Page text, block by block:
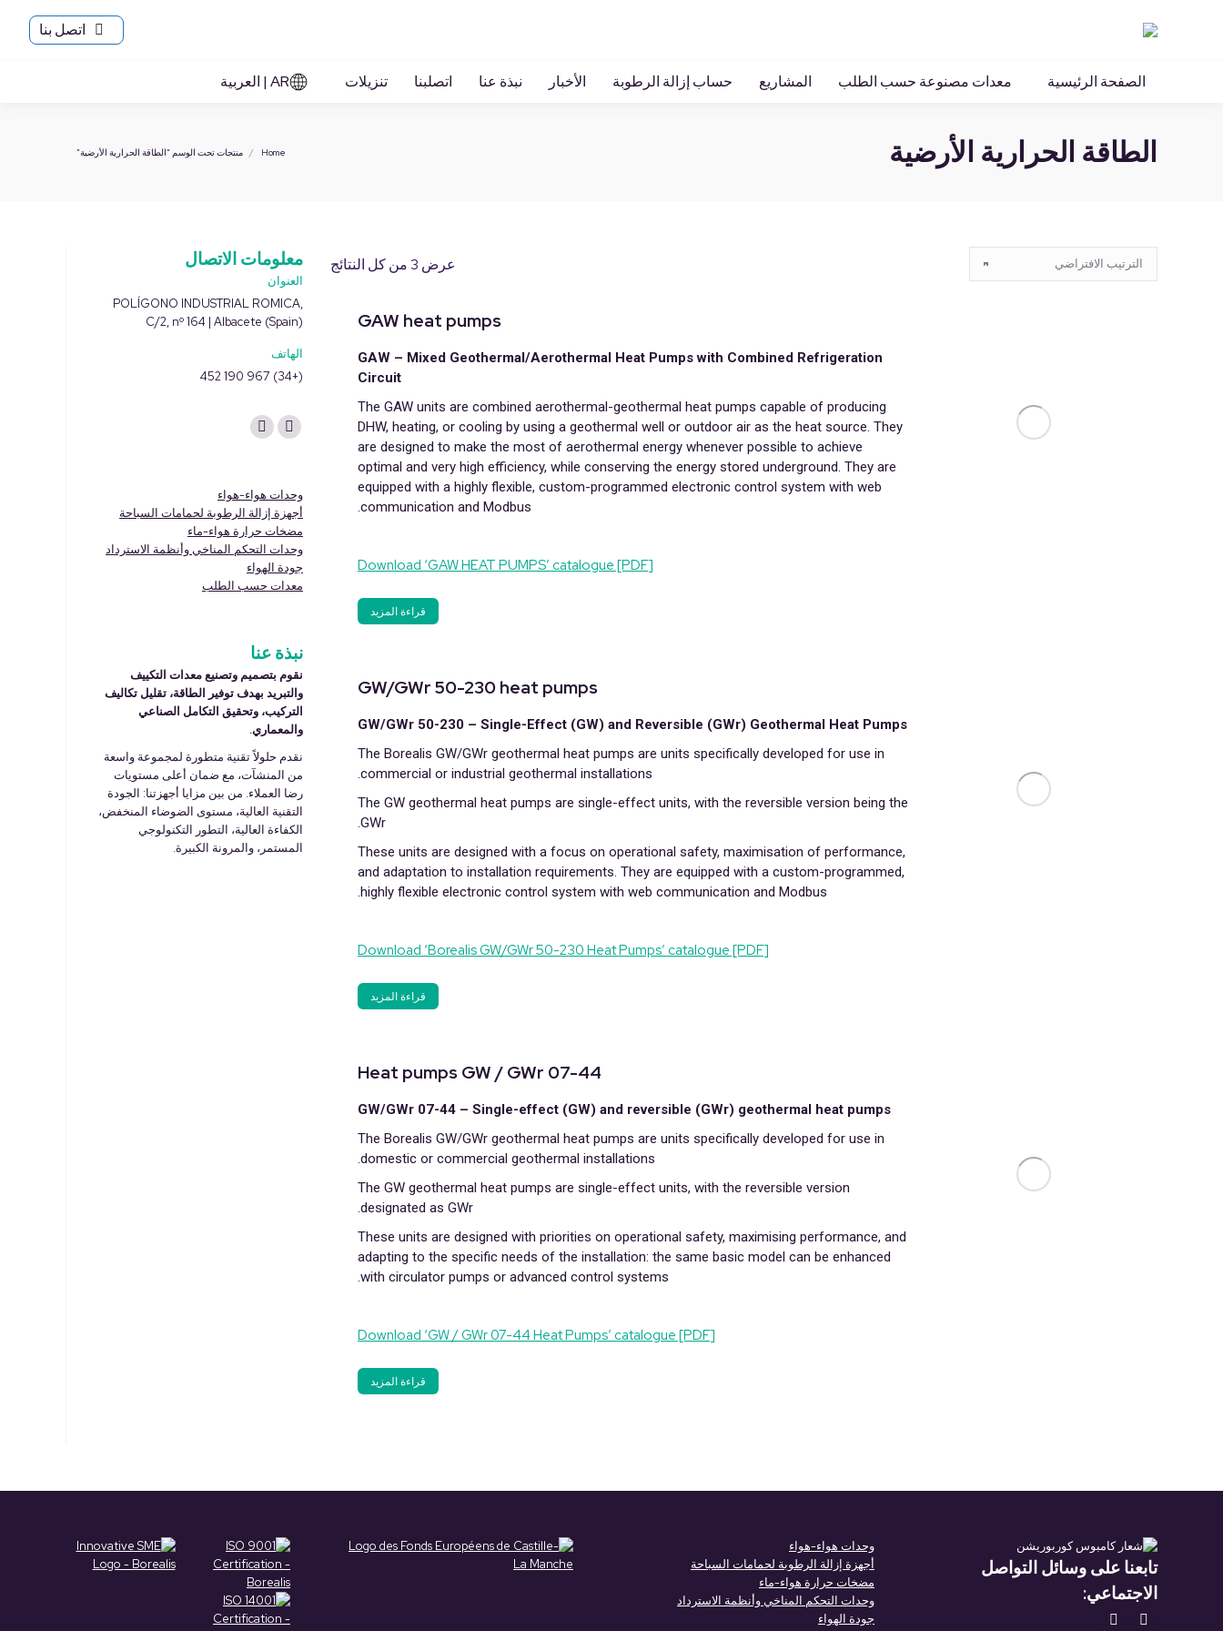
اتصل بنا
الصفحة الرئيسية معدات مصنوعة حسب الطلب المشاريع حساب إزالة الرطوبة الأخبار نبذة عنا اتصلبنا تنزيلات AR | العربية
الطاقة الحرارية الأرضية You are here:
Home منتجات تحت الوسم “الطاقة الحرارية الأرضية”
عرض ⁦3⁩ من كل النتائج
GAW heat pumps
GAW – Mixed Geothermal/Aerothermal Heat Pumps with Combined Refrigeration
Circuit
The GAW units are combined aerothermal-geothermal heat pumps capable of producing
DHW, heating, or cooling by using a geothermal well or outdoor air as the heat source. They
are designed to make the most of aerothermal energy whenever possible to achieve
optimal and very high efficiency, while conserving the energy stored underground. They are
equipped with a highly flexible, custom-programmed electronic control system with web
communication and Modbus.
Download ‘GAW HEAT PUMPS’ catalogue [PDF]
قراءة المزيد
GW/GWr 50-230 heat pumps
GW/GWr 50-230 – Single-Effect (GW) and Reversible (GWr) Geothermal Heat Pumps
The Borealis GW/GWr geothermal heat pumps are units specifically developed for use in
commercial or industrial geothermal installations.
The GW geothermal heat pumps are single-effect units, with the reversible version being the
GWr.
These units are designed with a focus on operational safety, maximisation of performance,
and adaptation to installation requirements. They are equipped with a custom-programmed,
highly flexible electronic control system with web communication and Modbus.
Download ‘Borealis GW/GWr 50-230 Heat Pumps’ catalogue [PDF]
قراءة المزيد
Heat pumps GW / GWr 07-44
GW/GWr 07-44 – Single-effect (GW) and reversible (GWr) geothermal heat pumps
The Borealis GW/GWr geothermal heat pumps are units specifically developed for use in
domestic or commercial geothermal installations.
The GW geothermal heat pumps are single-effect units, with the reversible version
designated as GWr.
These units are designed with priorities on operational safety, maximising performance, and
adapting to the specific needs of the installation: the same basic model can be enhanced
with circulator pumps or advanced control systems.
Download ‘GW / GWr 07-44 Heat Pumps’ catalogue [PDF]
قراءة المزيد
معلومات الاتصال
العنوان
POLÍGONO INDUSTRIAL ROMICA,
C/2, nº 164 | Albacete (Spain)
الهاتف
(+34) 967 190 452
Find us on:
YouTube
in
new
window
Linkedin
in
new
window
وحدات هواء-هواء
أجهزة إزالة الرطوبة لحمامات السباحة
مضخات حرارة هواء-ماء
وحدات التحكم المناخي وأنظمة الاسترداد
جودة الهواء
معدات حسب الطلب
نبذة عنا
نقوم بتصميم وتصنيع معدات التكييف
والتبريد بهدف توفير الطاقة، تقليل تكاليف
التركيب، وتحقيق التكامل الصناعي
والمعماري.
نقدم حلولاً تقنية متطورة لمجموعة واسعة
من المنشآت، مع ضمان أعلى مستويات
رضا العملاء. من بين مزايا أجهزتنا: الجودة
التقنية العالية، مستوى الضوضاء المنخفض،
الكفاءة العالية، التطور التكنولوجي
المستمر، والمرونة الكبيرة.
تابعنا على وسائل التواصل
الاجتماعي:
تجدنا على:
وحدات هواء-هواء
أجهزة إزالة الرطوبة لحمامات السباحة
مضخات حرارة هواء-ماء
وحدات التحكم المناخي وأنظمة الاسترداد
جودة الهواء